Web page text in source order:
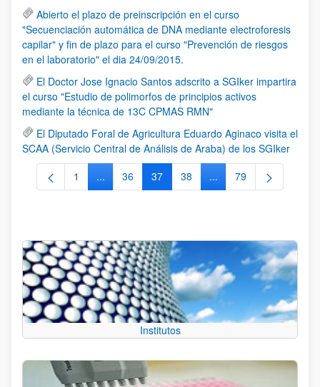
Abierto el plazo de preinscripción en el curso
"Secuenciación automática de DNA mediante electroforesis
capilar" y fin de plazo para el curso "Prevención de riesgos
en el laboratorio" el dia 24/09/2015.
El Doctor Jose Ignacio Santos adscrito a SGIker impartira
el curso "Estudio de polimorfos de principios activos
mediante la técnica de 13C CPMAS RMN"
El Diputado Foral de Agricultura Eduardo Aginaco visita el
SCAA (Servicio Central de Análisis de Araba) de los SGIker
Página
1 ...Páginas intermedias Use TAB para desplazarse.
Página
36 Página
37 Página
38 ...Páginas intermedias
Página
79
Institutos